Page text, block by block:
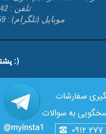
تلفن : 33449842-051
موبایل (تلگرام) : 09037519859
پشتیبانی آنلاین :)